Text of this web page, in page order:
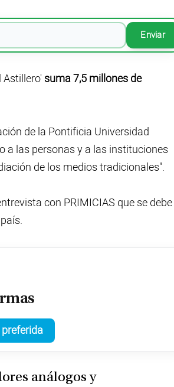
Enviar
suma 7,5 millones de
de la Pontificia Universidad
a las personas y a las instituciones
de los medios tradicionales".
con PRIMICIAS que se debe
análogos y